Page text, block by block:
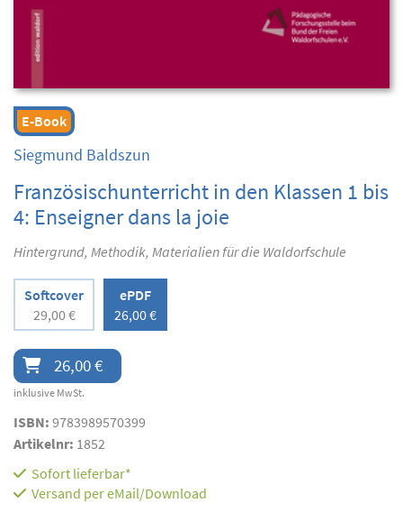
E-Book
Siegmund Baldszun
Französischunterricht in den Klassen 1 bis
4: Enseigner dans la joie
Hintergrund, Methodik, Materialien für die Waldorfschule
Softcover
29,00 €
ePDF
26,00 €
26,00 €
inklusive MwSt.
ISBN: 9783989570399
Artikelnr: 1852
Sofort lieferbar*
Versand per eMail/Download